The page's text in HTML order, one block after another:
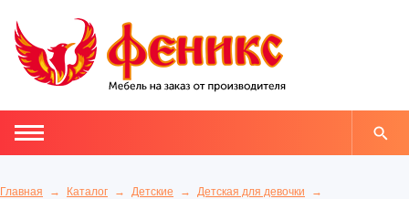
Главная Каталог Детские
Детская для девочки